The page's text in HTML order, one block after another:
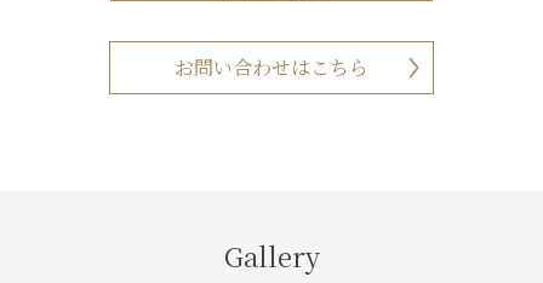
お問い合わせはこちら
Gallery